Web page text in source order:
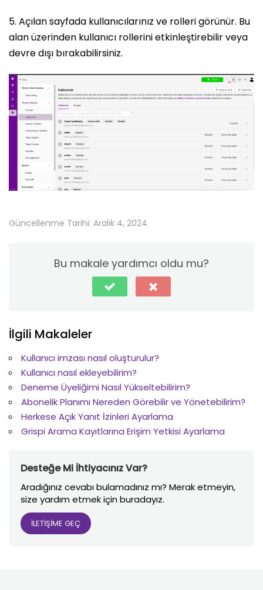
5. Açılan sayfada kullanıcılarınız ve rolleri görünür. Bu
alan üzerinden kullanıcı rollerini etkinleştirebilir veya
devre dışı bırakabilirsiniz.
Güncellenme Tarihi: Aralık 4, 2024
Bu makale yardımcı oldu mu?
İlgili Makaleler
Kullanıcı imzası nasıl oluşturulur?
Kullanıcı nasıl ekleyebilirim?
Deneme Üyeliğimi Nasıl Yükseltebilirim?
Abonelik Planımı Nereden Görebilir ve Yönetebilirim?
Herkese Açık Yanıt İzinleri Ayarlama
Grispi Arama Kayıtlarına Erişim Yetkisi Ayarlama
Desteğe Mi İhtiyacınız Var?
Aradığınız cevabı bulamadınız mı? Merak etmeyin,
size yardım etmek için buradayız.
İLETİŞİME GEÇ